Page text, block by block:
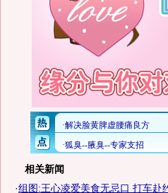
相关新闻
·组图:王心凌爱美食无忌口 打车赴